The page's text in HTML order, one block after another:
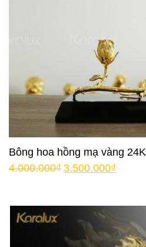
Bông hoa hồng mạ vàng 24K
4.000.000₫ 3.500.000₫